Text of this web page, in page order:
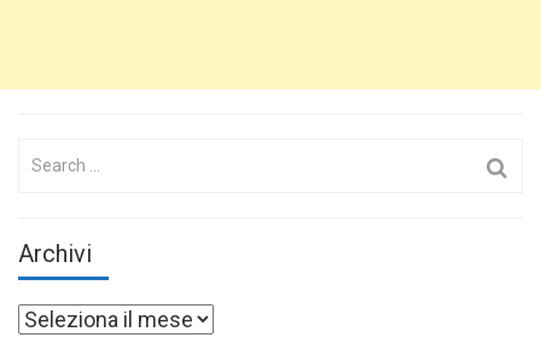
Search
Archivi
Archivi